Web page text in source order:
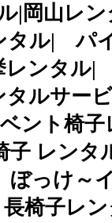
|岡山レ
ル| パ
ンタル
ルサービ
ント椅
子 レン
っけ～
椅子レン